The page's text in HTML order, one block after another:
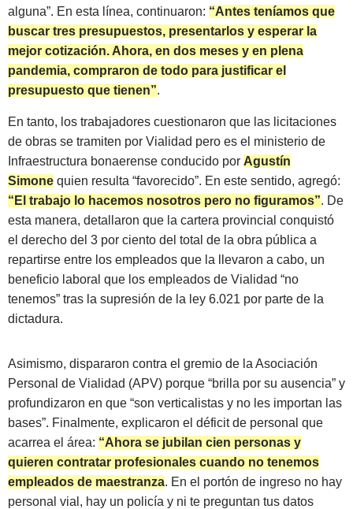
alguna”. En esta línea, continuaron: “Antes teníamos que
buscar tres presupuestos, presentarlos y esperar la
mejor cotización. Ahora, en dos meses y en plena
pandemia, compraron de todo para justificar el
presupuesto que tienen”.
En tanto, los trabajadores cuestionaron que las licitaciones
de obras se tramiten por Vialidad pero es el ministerio de
Infraestructura bonaerense conducido por Agustín
Simone quien resulta “favorecido”. En este sentido, agregó:
“El trabajo lo hacemos nosotros pero no figuramos”. De
esta manera, detallaron que la cartera provincial conquistó
el derecho del 3 por ciento del total de la obra pública a
repartirse entre los empleados que la llevaron a cabo, un
beneficio laboral que los empleados de Vialidad “no
tenemos” tras la supresión de la ley 6.021 por parte de la
dictadura.
Asimismo, dispararon contra el gremio de la Asociación
Personal de Vialidad (APV) porque “brilla por su ausencia” y
profundizaron en que “son verticalistas y no les importan las
bases”. Finalmente, explicaron el déficit de personal que
acarrea el área: “Ahora se jubilan cien personas y
quieren contratar profesionales cuando no tenemos
empleados de maestranza. En el portón de ingreso no hay
personal vial, hay un policía y ni te preguntan tus datos